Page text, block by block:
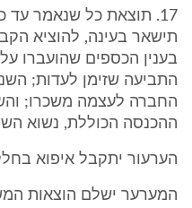
17. תוצאת כל שנאמר
תישאר בעינה, להוציא
בענין הכספים שהועברו
התביעה שזימן לעדות;
החברה לעצמה משכרו;
ההכנסה הכוללת, נשוא
הערעור יתקבל איפוא